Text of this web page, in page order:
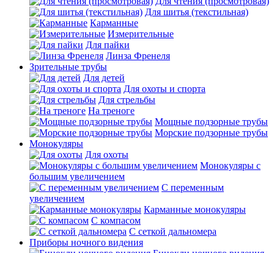
Для шитья (текстильная)
Карманные
Измерительные
Для пайки
Линза Френеля
Зрительные трубы
Для детей
Для охоты и спорта
Для стрельбы
На треноге
Мощные подзорные трубы
Морские подзорные трубы
Монокуляры
Для охоты
Монокуляры с
большим увеличением
С переменным
увеличением
Карманные монокуляры
С компасом
С сеткой дальномера
Приборы ночного видения